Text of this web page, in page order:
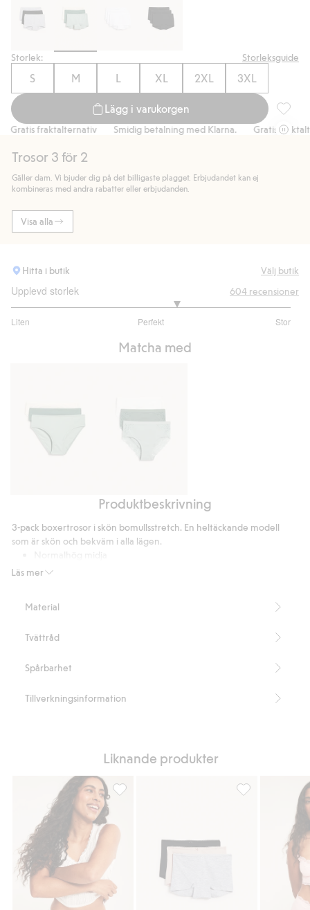
Storlek: Storleksguide
S M L XL 2XL 3XL
Lägg i varukorgen
fraktalternativ Smidig betalning med Klarna. Gratis
Trosor 3 för 2
Gäller dam. Vi bjuder dig på det billigaste plagget. Erbjudandet kan ej
kombineras med andra rabatter eller erbjudanden.
Visa alla
Hitta i butik Välj butik
Upplevd storlek
Liten Perfekt Stor
utav
604 recensioner
Matcha med
pack
bomull
Brieftrosor
pack
Produktbeskrivning
Läs mer
3-pack boxertrosor i skön bomullsstretch. En heltäckande modell
som är skön och bekväm i alla lägen.
Smal resårkant i midja
Artikelnummer
Material
Tvättråd
Spårbarhet
Tillverkningsinformation
Liknande produkter
Boxerstrosor i